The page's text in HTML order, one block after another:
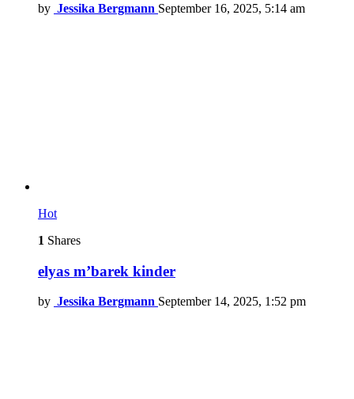
by Jessika Bergmann September 16, 2025, 5:14 am
Hot
1 Shares
elyas m’barek kinder
by Jessika Bergmann September 14, 2025, 1:52 pm